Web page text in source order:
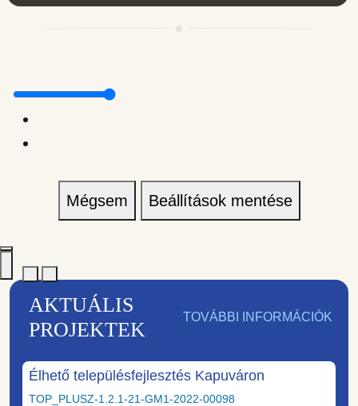
Mégsem Beállítások mentése
AKTUÁLIS
PROJEKTEK
TOVÁBBI INFORMÁCIÓK
Élhető településfejlesztés Kapuváron
TOP_PLUSZ-1.2.1-21-GM1-2022-00098